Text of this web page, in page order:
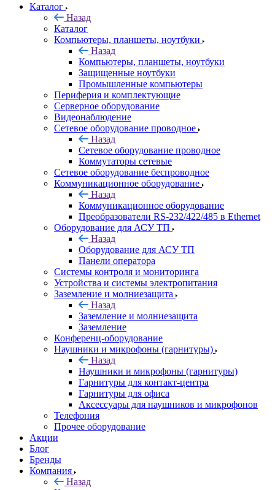
Каталог
Назад
Каталог
Компьютеры, планшеты, ноутбуки
Назад
Компьютеры, планшеты, ноутбуки
Защищенные ноутбуки
Промышленные компьютеры
Периферия и комплектующие
Серверное оборудование
Видеонаблюдение
Сетевое оборудование проводное
Назад
Сетевое оборудование проводное
Коммутаторы сетевые
Сетевое оборудование беспроводное
Коммуникационное оборудование
Назад
Коммуникационное оборудование
Преобразователи RS-232/422/485 в Ethernet
Оборудование для АСУ ТП
Назад
Оборудование для АСУ ТП
Панели оператора
Системы контроля и мониторинга
Устройства и системы электропитания
Заземление и молниезащита
Назад
Заземление и молниезащита
Заземление
Конференц-оборудование
Наушники и микрофоны (гарнитуры)
Назад
Наушники и микрофоны (гарнитуры)
Гарнитуры для контакт-центра
Гарнитуры для офиса
Аксессуары для наушников и микрофонов
Телефония
Прочее оборудование
Акции
Блог
Бренды
Компания
Назад